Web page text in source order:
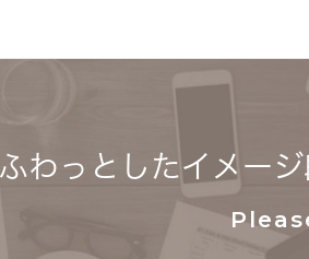
ふわっとしたイメージ